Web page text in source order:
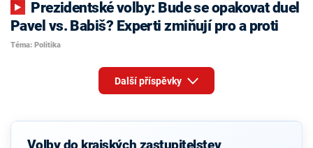
Pavel vs. Babiš? Experti zmiňují pro a proti
Téma: Politika
Další příspěvky